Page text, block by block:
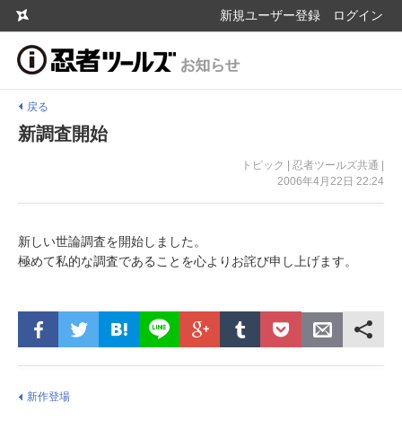
新規ユーザー登録 ログイン
戻る
新調査開始
トピック | 忍者ツールズ共通 |
2006年4月22日 22:24
新しい世論調査を開始しました。
極めて私的な調査であることを心よりお詫び申し上げます。
新作登場